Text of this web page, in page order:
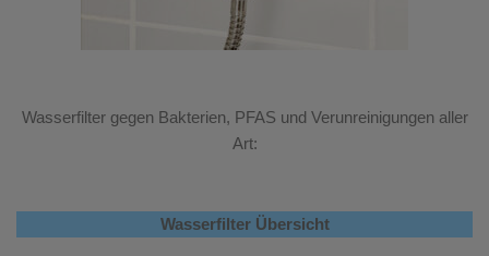
Wasserfilter gegen Bakterien, PFAS und Verunreinigungen aller
Art:
Wasserfilter Übersicht